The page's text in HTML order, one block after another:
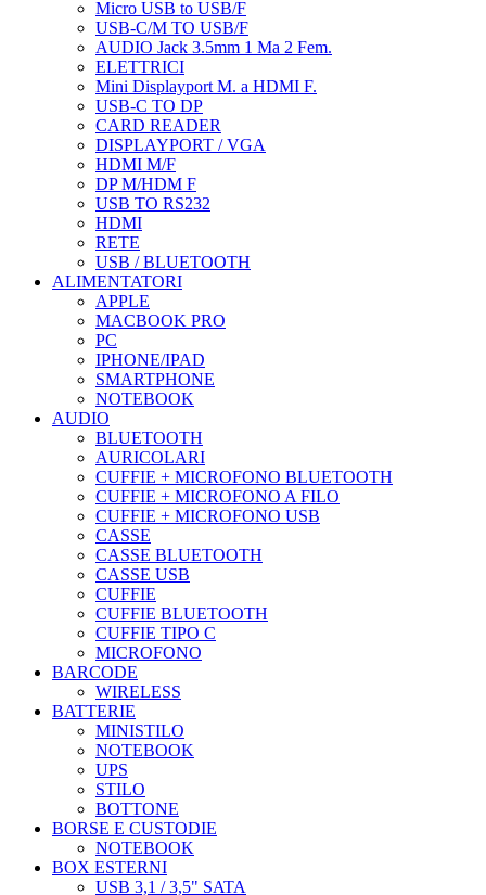
Micro USB to USB/F
USB-C/M TO USB/F
AUDIO Jack 3.5mm 1 Ma 2 Fem.
ELETTRICI
Mini Displayport M. a HDMI F.
USB-C TO DP
CARD READER
DISPLAYPORT / VGA
HDMI M/F
DP M/HDM F
USB TO RS232
HDMI
RETE
USB / BLUETOOTH
ALIMENTATORI
APPLE
MACBOOK PRO
PC
IPHONE/IPAD
SMARTPHONE
NOTEBOOK
AUDIO
BLUETOOTH
AURICOLARI
CUFFIE + MICROFONO BLUETOOTH
CUFFIE + MICROFONO A FILO
CUFFIE + MICROFONO USB
CASSE
CASSE BLUETOOTH
CASSE USB
CUFFIE
CUFFIE BLUETOOTH
CUFFIE TIPO C
MICROFONO
BARCODE
WIRELESS
BATTERIE
MINISTILO
NOTEBOOK
UPS
STILO
BOTTONE
BORSE E CUSTODIE
NOTEBOOK
BOX ESTERNI
USB 3,1 / 3,5" SATA